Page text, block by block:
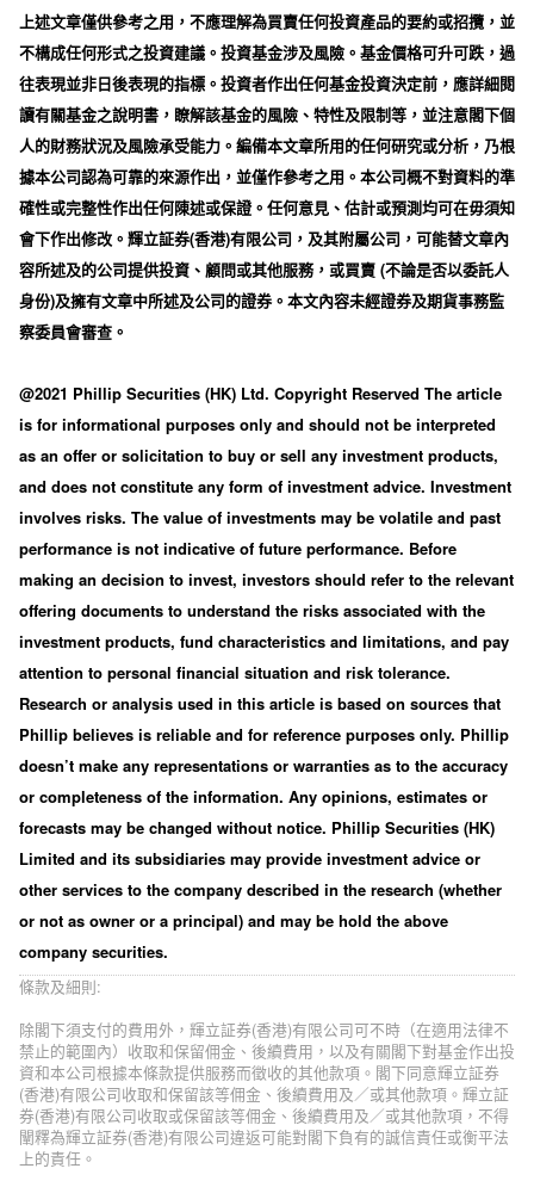
上述文章僅供參考之用，不應理解為買賣任何投資產品的要約或招攬，並
不構成任何形式之投資建議。投資基金涉及風險。基金價格可升可跌，過
往表現並非日後表現的指標。投資者作出任何基金投資決定前，應詳細閱
讀有關基金之說明書，瞭解該基金的風險、特性及限制等，並注意閣下個
人的財務狀況及風險承受能力。編備本文章所用的任何研究或分析，乃根
據本公司認為可靠的來源作出，並僅作參考之用。本公司概不對資料的準
確性或完整性作出任何陳述或保證。任何意見、估計或預測均可在毋須知
會下作出修改。輝立証券(香港)有限公司，及其附屬公司，可能替文章內
容所述及的公司提供投資、顧問或其他服務，或買賣 (不論是否以委託人
身份)及擁有文章中所述及公司的證券。本文內容未經證券及期貨事務監
察委員會審查。
@2021 Phillip Securities (HK) Ltd. Copyright Reserved The article
is for informational purposes only and should not be interpreted
as an offer or solicitation to buy or sell any investment products,
and does not constitute any form of investment advice. Investment
involves risks. The value of investments may be volatile and past
performance is not indicative of future performance. Before
making an decision to invest, investors should refer to the relevant
offering documents to understand the risks associated with the
investment products, fund characteristics and limitations, and pay
attention to personal financial situation and risk tolerance.
Research or analysis used in this article is based on sources that
Phillip believes is reliable and for reference purposes only. Phillip
doesn’t make any representations or warranties as to the accuracy
or completeness of the information. Any opinions, estimates or
forecasts may be changed without notice. Phillip Securities (HK)
Limited and its subsidiaries may provide investment advice or
other services to the company described in the research (whether
or not as owner or a principal) and may be hold the above
company securities.
條款及細則:
除閣下須支付的費用外，輝立証券(香港)有限公司可不時（在適用法律不
禁止的範圍內）收取和保留佣金、後續費用，以及有關閣下對基金作出投
資和本公司根據本條款提供服務而徵收的其他款項。閣下同意輝立証券
(香港)有限公司收取和保留該等佣金、後續費用及／或其他款項。輝立証
券(香港)有限公司收取或保留該等佣金、後續費用及／或其他款項，不得
闡釋為輝立証券(香港)有限公司違返可能對閣下負有的誠信責任或衡平法
上的責任。